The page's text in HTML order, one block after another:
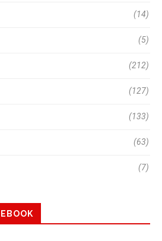
(14)
(5)
(212)
(127)
(133)
(63)
(7)